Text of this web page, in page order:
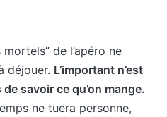
de l’apéro ne
déjouer. L’important n’est
savoir ce qu’on mange.
ne tuera personne,